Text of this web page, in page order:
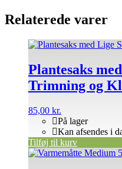
Relaterede varer
Plantesaks
Trimning og
85,00 kr.
På lager
Kan afsendes i
Tilføj til kurv